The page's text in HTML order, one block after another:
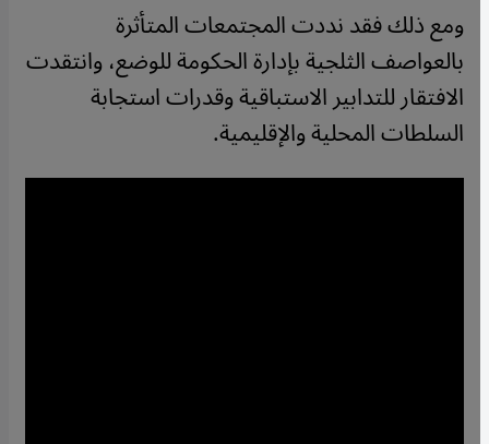
ومع ذلك فقد نددت المجتمعات المتأثرة
بالعواصف الثلجية بإدارة الحكومة للوضع، وانتقدت
الافتقار للتدابير الاستباقية وقدرات استجابة
السلطات المحلية والإقليمية.